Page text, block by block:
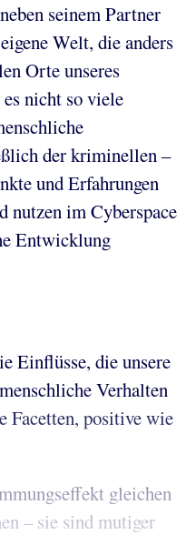
seinem Partner
Welt, die anders
Orte unseres
nicht so viele
der kriminellen –
und Erfahrungen
nutzen im Cyberspace
Entwicklung
Einflüsse, die unsere
Verhalten
Facetten, positive wie
gleichen
– sie sind mutiger